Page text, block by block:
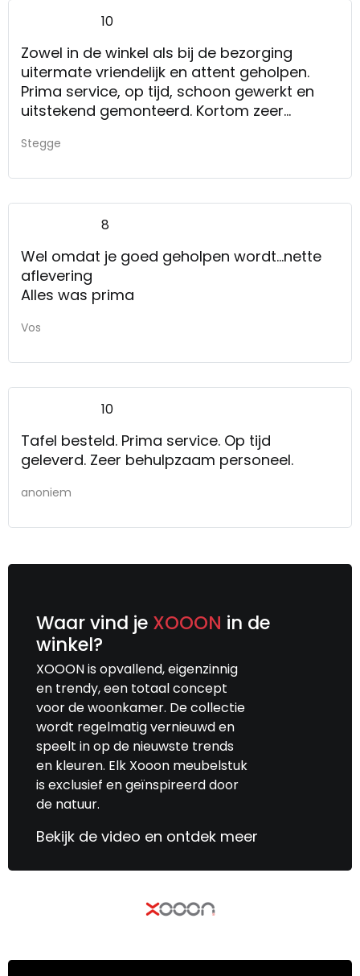
10
Zowel in de winkel als bij de bezorging
uitermate vriendelijk en attent geholpen.
Prima service, op tijd, schoon gewerkt en
uitstekend gemonteerd. Kortom zeer
Gewoon zo door blijven gaan.
Stegge
8
Wel omdat je goed geholpen wordt...nette
aflevering
Alles was prima
Vos
10
Tafel besteld. Prima service. Op tijd
geleverd. Zeer behulpzaam personeel.
anoniem
Waar vind je XOOON in de
winkel?
XOOON is opvallend, eigenzinnig
en trendy, een totaal concept
voor de woonkamer. De collectie
wordt regelmatig vernieuwd en
speelt in op de nieuwste trends
en kleuren. Elk Xooon meubelstuk
is exclusief en geïnspireerd door
de natuur.
Bekijk de video en ontdek meer